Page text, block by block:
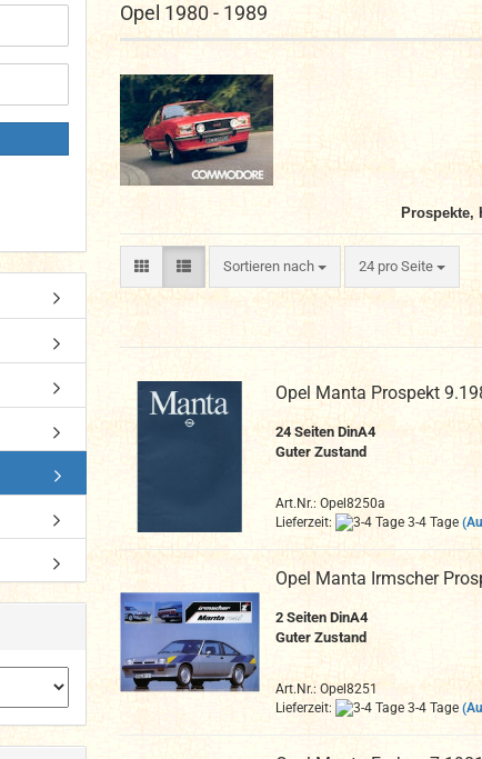
Opel 1980 - 1989
Prospekte,
Sortieren nach
Sortieren nach 24 pro Seite
pro Seite
Opel Manta Prospekt
24Seiten DinA4
Guter Zustand
Art.Nr.: Opel8250a
Lieferzeit:
3-4 Tage
Opel Manta Irmscher
2 Seiten DinA4
Guter Zustand
Art.Nr.: Opel8251
Lieferzeit:
3-4 Tage